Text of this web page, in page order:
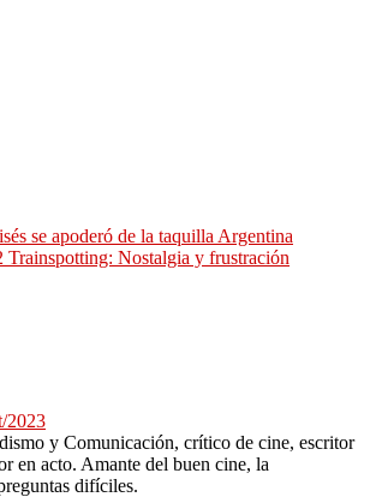
se apoderó de la taquilla Argentina
Trainspotting: Nostalgia y frustración
2023
y Comunicación, crítico de cine, escritor
en acto. Amante del buen cine, la
difíciles.